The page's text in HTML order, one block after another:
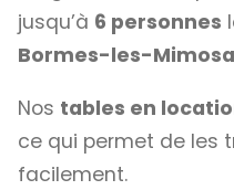
jusqu’à 6 personnes
Bormes-les-
Nos tables en
ce qui permet de les
facilement.